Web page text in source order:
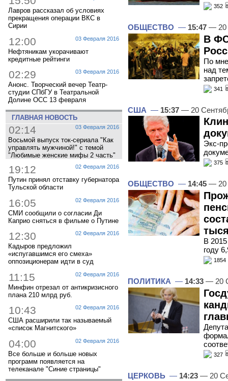
Лавров рассказал об условиях
прекращения операции ВКС в
Сирии
03 Февраля 2016
12:00
Нефтяникам укорачивают
кредитные рейтинги
03 Февраля 2016
02:29
Анонс. Творческий вечер Театр-
студии СПбГУ в Театральной
Долине ОСС 13 февраля
ГЛАВНАЯ НОВОСТЬ
03 Февраля 2016
02:14
Восьмой выпуск ток-сериала "Как
управлять мужчиной!" с темой
"Любимые женские мифы 2 часть"
02 Февраля 2016
19:12
Путин принял отставку губернатора
Тульской области
02 Февраля 2016
16:05
СМИ сообщили о согласии Ди
Каприо сняться в фильме о Путине
02 Февраля 2016
12:30
Кадыров предложил
«испугавшимся его смеха»
оппозиционерам идти в суд
02 Февраля 2016
11:15
Минфин отрезал от антикризисного
плана 210 млрд руб.
02 Февраля 2016
10:43
США расширили так называемый
«список Магнитского»
02 Февраля 2016
04:00
Все больше и больше новых
программ появляется на
телеканале "Синие страницы"
352
ОБЩЕСТВО — 15:47 — 20
В
По
над
341
США — 15:37 — 20
Экс-
375
ОБЩЕСТВО — 14:45 — 20
В
году
1854
ПОЛИТИКА — 14:33 — 20
327
ЦЕРКОВЬ — 14:23 — 20